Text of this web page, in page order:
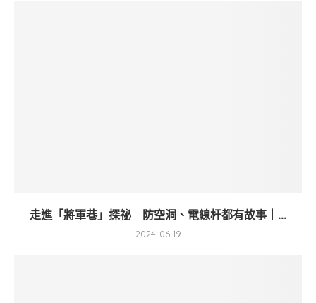
走進「將軍巷」探祕 防空洞、電線杆都有故事｜...
2024-06-19